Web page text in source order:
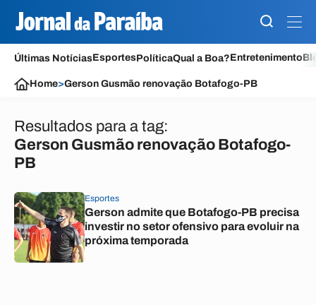
Últimas NotíciasEsportesPolíticaQual a Boa?Entretenimento
Home>Gerson Gusmão renovação Botafogo-PB
Resultados para a tag:
Gerson Gusmão renovação Botafogo-
PB
Esportes
Gerson admite que Botafogo-PB precisa
investir no setor ofensivo para evoluir na
próxima temporada